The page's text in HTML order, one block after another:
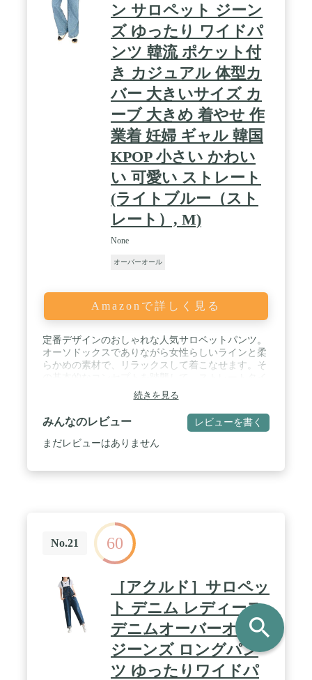
ン サロペット ジーン
ズ ゆったり ワイドパ
ンツ 韓流 ポケット付
き カジュアル 体型カ
バー 大きいサイズ カ
ーブ 大きめ 着やせ 作
業着 妊婦 ギャル 韓国
KPOP 小さい かわい
い 可愛い ストレート
(ライトブルー（スト
レート）, M)
None
オーバーオール
Amazonで詳しく見る
定番デザインのおしゃれな人気サロペットパンツ。
オーソドックスでありながら女性らしいラインと柔
らかめの素材で、リラックスして着こなせます。そ
プとテーパードスリムタイプの2タイプのデザイン
をご提案いたします。 / 共通的なデザインとして、
胸のポケットと腰当たりの大きめポケットが使いや
すさを兼ねたデザインポイント。ヴィンテージ風に
加工した生地でこなれ感も演出します。 / オールシ
るいシルエットが可愛く体型カバーもできるので、
着痩せ効果もあり、また、動きやすくてお腹まわり
を締め付けないので、マタニティウェアとしても利
用できるお洋服ですね。 / 素材構成: 綿、リネン
（デニム素材）サイズに関しては、それぞれの商品
画像にて、ご確認くださいますよう、お願いしま
続きを見る
みんなのレビュー レビューを書く
まだレビューはありません
No.21 60
［アクルド］サロペッ
ト デニム レディース
デニムオーバーオール
ジーンズ ロングパン
ツ ゆったりワイドパ
search